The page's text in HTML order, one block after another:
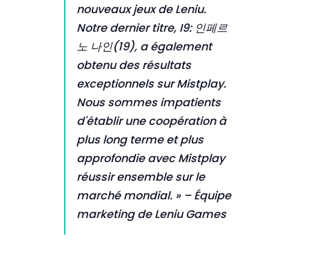
nouveaux jeux de Leniu.
Notre dernier titre, I9: 인페르
노 나인(19), a également
obtenu des résultats
exceptionnels sur Mistplay.
Nous sommes impatients
d'établir une coopération à
plus long terme et plus
approfondie avec Mistplay
réussir ensemble sur le
marché mondial. » – Équipe
marketing de Leniu Games